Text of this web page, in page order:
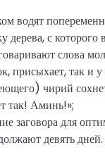
водят
дерева, с которого
слова
присыхает, так и
чирий
так! Аминь!»;
заговора для
девять дней.